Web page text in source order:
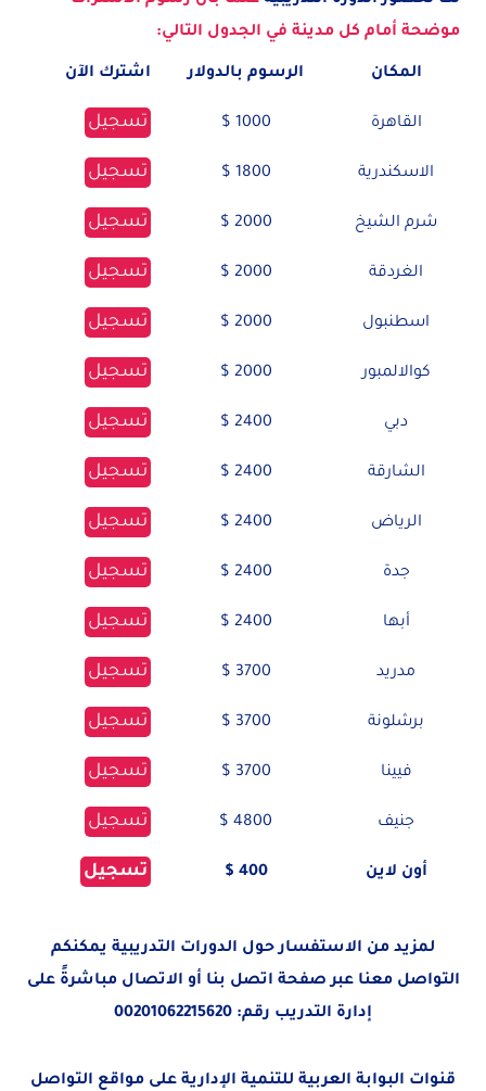
موضحة أمام كل مدينة في الجدول التالي:
المكان الرسوم بالدولار اشترك الآن
القاهرة 1000 $ تسجيل
الاسكندرية 1800 $ تسجيل
شرم الشيخ 2000 $ تسجيل
الغردقة 2000 $ تسجيل
اسطنبول 2000 $ تسجيل
كوالالمبور 2000 $ تسجيل
دبي 2400 $ تسجيل
الشارقة 2400 $ تسجيل
الرياض 2400 $ تسجيل
جدة 2400 $ تسجيل
أبها 2400 $ تسجيل
مدريد 3700 $ تسجيل
برشلونة 3700 $ تسجيل
فيينا 3700 $ تسجيل
جنيف 4800 $ تسجيل
أون لاين 400 $ تسجيل
لمزيد من الاستفسار حول الدورات التدريبية يمكنكم
التواصل معنا عبر صفحة اتصل بنا أو الاتصال مباشرةً على
إدارة التدريب رقم: 00201062215620
قنوات البوابة العربية للتنمية الإدارية على مواقع التواصل